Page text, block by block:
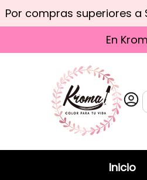
Por compras superiores
En
Inicio